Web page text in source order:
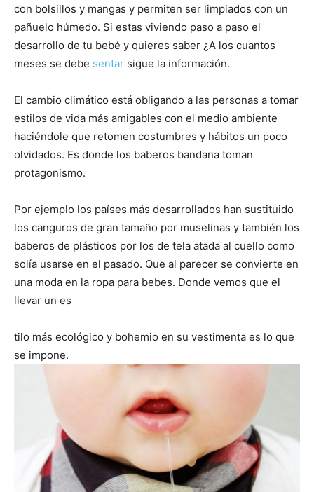
con bolsillos y mangas y permiten ser limpiados con un
pañuelo húmedo. Si estas viviendo paso a paso el
desarrollo de tu bebé y quieres saber ¿A los cuantos
meses se debe sentar sigue la información.
El cambio climático está obligando a las personas a tomar
estilos de vida más amigables con el medio ambiente
haciéndole que retomen costumbres y hábitos un poco
olvidados. Es donde los baberos bandana toman
protagonismo.
Por ejemplo los países más desarrollados han sustituido
los canguros de gran tamaño por muselinas y también los
baberos de plásticos por los de tela atada al cuello como
solía usarse en el pasado. Que al parecer se convierte en
una moda en la ropa para bebes. Donde vemos que el
llevar un es
tilo más ecológico y bohemio en su vestimenta es lo que
se impone.